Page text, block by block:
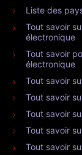
Liste des
Tout savoir
électronique
Tout savoir
électronique
Tout savoir
Tout savoir
Tout savoir
Tout savoir
Tout savoir